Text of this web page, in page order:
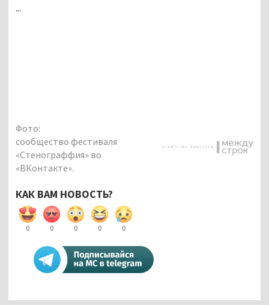
...
Фото:
сообщество фестиваля
«Стенограффия» во
«ВКонтакте».
КАК ВАМ НОВОСТЬ?
0 0 0 0 0